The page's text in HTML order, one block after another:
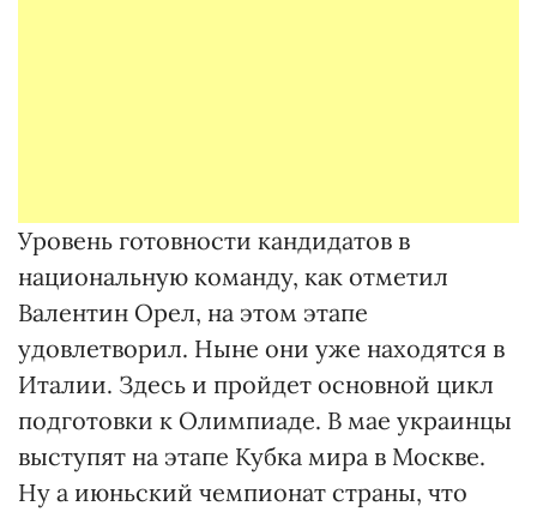
Уровень готовности кандидатов в
национальную команду, как отметил
Валентин Орел, на этом этапе
удовлетворил. Ныне они уже находятся в
Италии. Здесь и пройдет основной цикл
подготовки к Олимпиаде. В мае украинцы
выступят на этапе Кубка мира в Москве.
Ну а июньский чемпионат страны, что